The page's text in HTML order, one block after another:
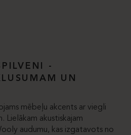
-
UN
mēbeļu akcents ar viegli
Lielākam akustiskajam
audumu, kas izgatavots no